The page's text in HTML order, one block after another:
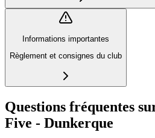
Informations importantes
Règlement et consignes du club
Questions fréquentes
Five - Dunkerque